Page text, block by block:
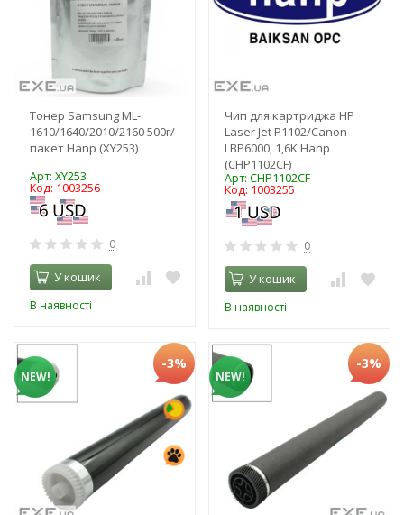
Тонер Samsung ML-
1610/1640/2010/2160 500г/
пакет Hanp (XY253)
Арт: XY253
Код: 1003256
0
У кошик
В наявності
Чип для картриджа HP
Laser Jet P1102/Canon
LBP6000, 1,6K Hanp
(CHP1102CF)
Арт: CHP1102CF
Код: 1003255
0
У кошик
В наявності
NEW!
-3%
NEW!
-3%